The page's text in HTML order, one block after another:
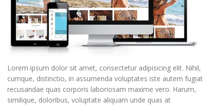
Lorem ipsum dolor sit amet, consectetur adipisicing elit. Nihil,
cumque, distinctio, in assumenda voluptates iste autem fugiat
recusandae quas corporis laboriosam maxime vero. Harum,
similique, doloribus, voluptate aliquam unde quas at